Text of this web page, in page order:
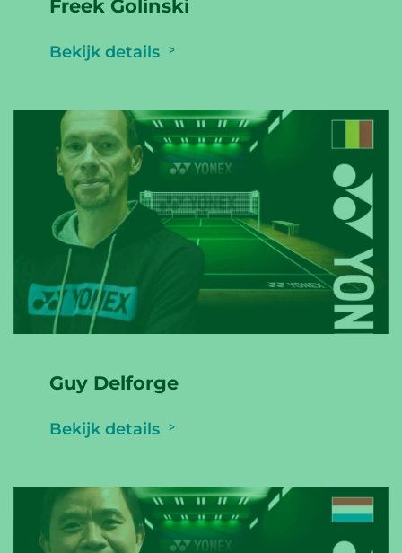
Freek Golinski
Bekijk details
Guy Delforge
Bekijk details